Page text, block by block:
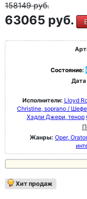
158149руб.
63065 руб.
Состояние:
Дата
Исполнители: Lloyd
Christine, soprano /
Хэдли Джери, тенор
Жанры: Oper,
Хит продаж